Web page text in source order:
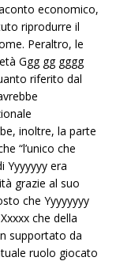
economico,
riprodurre il
Peraltro, le
Ggg gg gggg
riferito dal
inoltre, la parte
“l’unico che
Yyyyyyy era
grazie al suo
che Yyyyyyyy
che della
supportato da
ruolo giocato